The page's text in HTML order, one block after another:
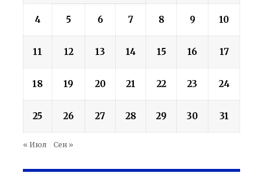
4 5 6 7 8 9 10
11 12 13 14 15 16 17
18 19 20 21 22 23 24
25 26 27 28 29 30 31
« Июл Сен »